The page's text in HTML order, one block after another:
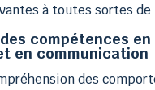
à toutes sortes de
compétences en
en communication
des